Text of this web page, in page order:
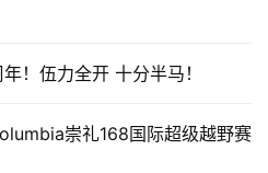
！伍力全开 十分半马！
崇礼168国际超级越野赛